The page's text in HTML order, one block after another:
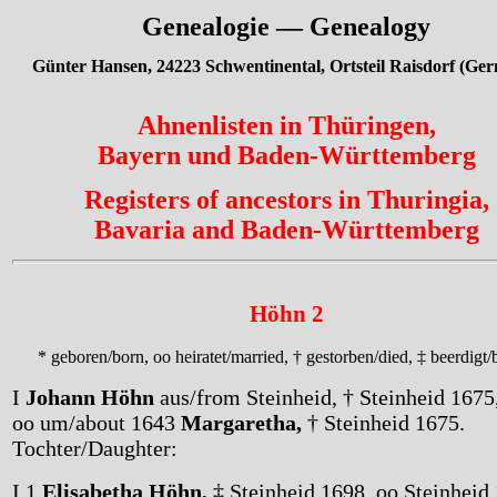
Genealogie — Genealogy
Günter Hansen, 24223 Schwentinental, Ortsteil Raisdorf
Ahnenlisten in Thüringen,
Bayern und Baden-Württemberg
Registers of ancestors in Thuringia,
Bavaria and Baden-Württemberg
Höhn 2
* geboren/born, oo heiratet/married, † gestorben/died, ‡ beerdigt/
I Johann Höhn aus/from Steinheid, † Steinheid
oo um/about 1643 Margaretha, † Steinheid 1675.
Tochter/Daughter:
I 1 Elisabetha Höhn, ‡ Steinheid 1698, oo Steinheid